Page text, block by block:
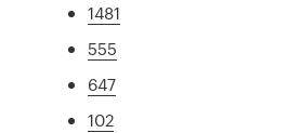
1481
555
647
102